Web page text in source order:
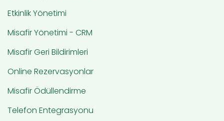
Etkinlik Yönetimi
Misafir Yönetimi - CRM
Misafir Geri Bildirimleri
Online Rezervasyonlar
Misafir Ödüllendirme
Telefon Entegrasyonu